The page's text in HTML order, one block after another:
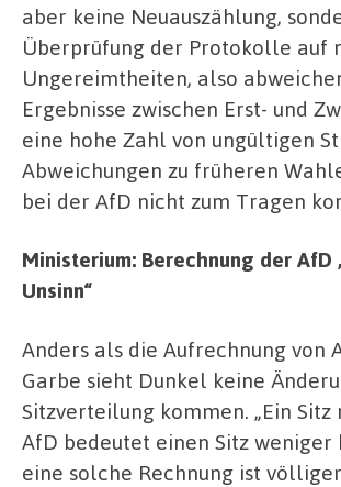
aber keine Neuauszählung,
Überprüfung der Protokolle auf
Ungereimtheiten, also
Ergebnisse zwischen Erst- und
eine hohe Zahl von ungültigen
Abweichungen zu früheren
bei der AfD nicht zum Tragen
Ministerium: Berechnung der AfD
Unsinn“
Anders als die Aufrechnung von
Garbe sieht Dunkel keine
Sitzverteilung kommen. „Ein
AfD bedeutet einen Sitz weniger
eine solche Rechnung ist völliger